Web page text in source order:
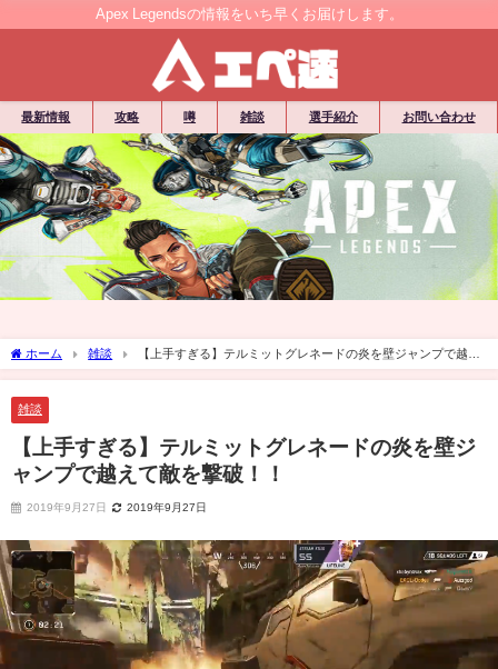
Apex Legendsの情報をいち早くお届けします。
最新情報 攻略 噂 雑談 選手紹介 お問い合わせ
ホーム 雑談
【上手すぎる】テルミットグレネードの炎を壁ジャンプで越え
て敵を撃破！！
雑談
【上手すぎる】テルミットグレネードの炎を壁ジ
ャンプで越えて敵を撃破！！
2019年9月27日 2019年9月27日